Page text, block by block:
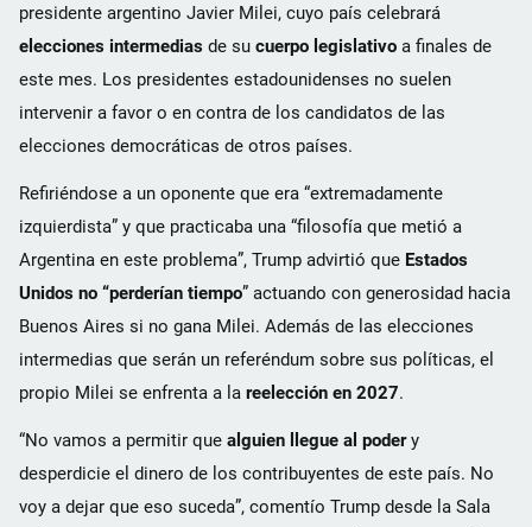
presidente argentino Javier Milei, cuyo país celebrará
elecciones intermedias de su cuerpo legislativo a finales de
este mes. Los presidentes estadounidenses no suelen
intervenir a favor o en contra de los candidatos de las
elecciones democráticas de otros países.
Refiriéndose a un oponente que era “extremadamente
izquierdista” y que practicaba una “filosofía que metió a
Argentina en este problema”, Trump advirtió que Estados
Unidos no “perderían tiempo” actuando con generosidad hacia
Buenos Aires si no gana Milei. Además de las elecciones
intermedias que serán un referéndum sobre sus políticas, el
propio Milei se enfrenta a la reelección en 2027.
“No vamos a permitir que alguien llegue al podery
desperdicie el dinero de los contribuyentes de este país. No
voy a dejar que eso suceda”, comentío Trump desde la Sala